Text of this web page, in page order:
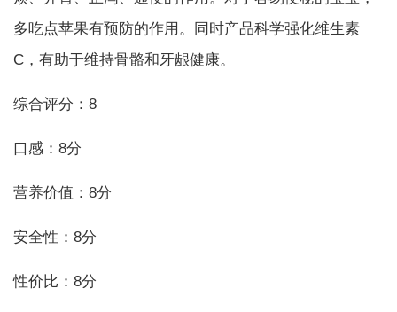
多吃点苹果有预防的作用。同时产品科学强化维生素
C，有助于维持骨骼和牙龈健康。
综合评分：8
口感：8分
营养价值：8分
安全性：8分
性价比：8分